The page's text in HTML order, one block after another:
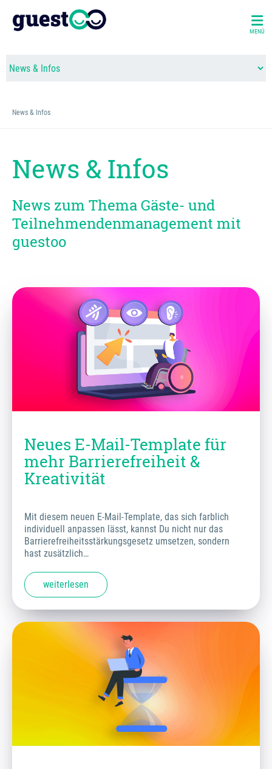
MENÜ
News & Infos
News & Infos
News zum Thema Gäste- und
Teilnehmendenmanagement mit
guestoo
Neues E-Mail-Template für
mehr Barrierefreiheit &
Kreativität
Mit diesem neuen E-Mail-Template, das sich farblich
individuell anpassen lässt, kannst Du nicht nur das
Barrierefreiheitsstärkungsgesetz umsetzen, sondern
hast zusätzlich…
weiterlesen